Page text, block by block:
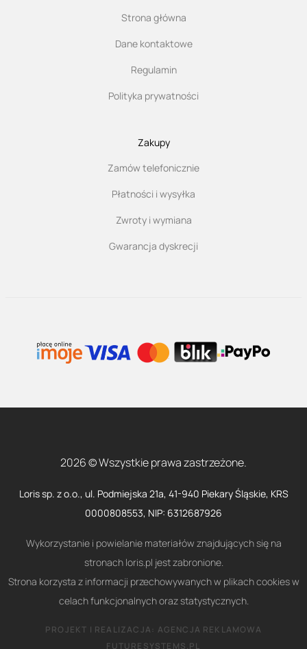
Strona główna
Dane kontaktowe
Regulamin
Polityka prywatności
Zakupy
Zamów telefonicznie
Płatności i wysyłka
Zwroty i wymiana
Gwarancja dyskrecji
2026 © Wszystkie prawa zastrzeżone.
Loris sp. z o.o., ul. Podmiejska 21a, 41-940 Piekary Śląskie, KRS
0000808553, NIP: 6312687926
Wykorzystanie i powielanie materiałów znajdujących się na
stronach loris.pl jest zabronione.
Strona korzysta z informacji przechowywanych w plikach cookies w
celach funkcjonalnych oraz statystycznych.
PROJEKT I REALIZACJA: AGENCJA REKLAMOWA
FUTURESYSTEMS.PL